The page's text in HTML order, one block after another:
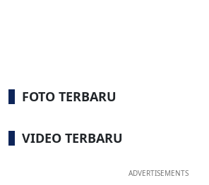
FOTO TERBARU
VIDEO TERBARU
ADVERTISEMENTS